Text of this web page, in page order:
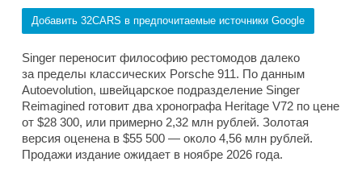
Добавить 32CARS в предпочитаемые источники Google
Singer переносит философию рестомодов далеко
за пределы классических Porsche 911. По данным
Autoevolution, швейцарское подразделение Singer
Reimagined готовит два хронографа Heritage V72 по цене
от $28 300, или примерно 2,32 млн рублей. Золотая
версия оценена в $55 500 — около 4,56 млн рублей.
Продажи издание ожидает в ноябре 2026 года.